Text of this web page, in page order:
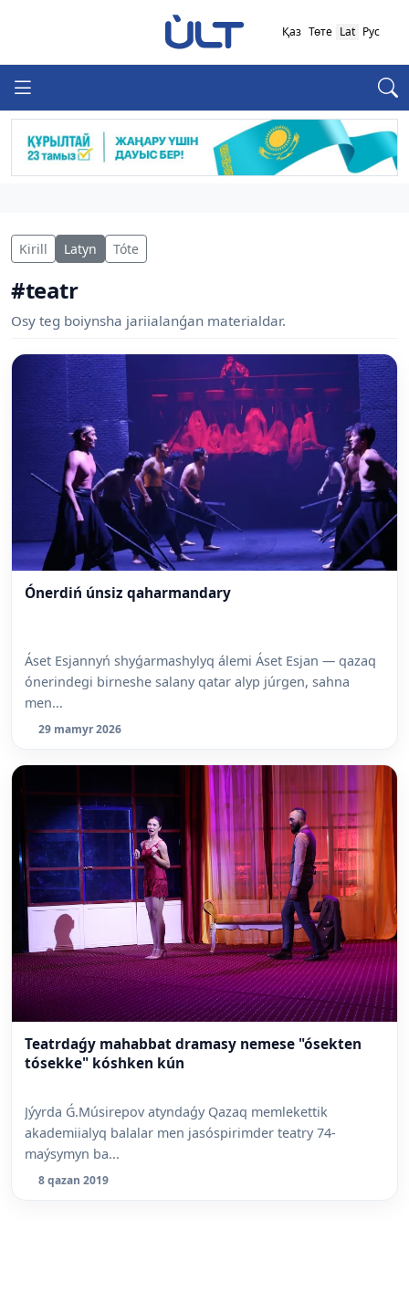
Қаз Төте Lat Рус
Kirill Latyn Tóte
#teatr
Osy teg boiynsha jariialanǵan materialdar.
Ónerdiń únsiz qaharmandary
Áset Esjannyń shyǵarmashylyq álemi Áset Esjan — qazaq
ónerindegi birneshe salany qatar alyp júrgen, sahna
men...
29 mamyr 2026
Teatrdaǵy mahabbat dramasy nemese "ósekten
tósekke" kóshken kún
Jýyrda Ǵ.Músirepov atyndaǵy Qazaq memlekettik
akademiialyq balalar men jasóspirimder teatry 74-
maýsymyn ba...
8 qazan 2019